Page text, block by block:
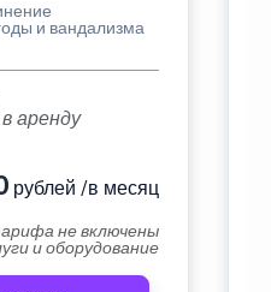
и вандализма
аренду
рублей /в месяц
не включены
и оборудование